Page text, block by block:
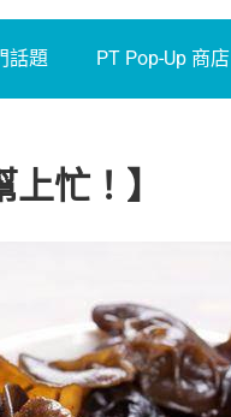
話題 PT Pop-Up 商店
忙！】